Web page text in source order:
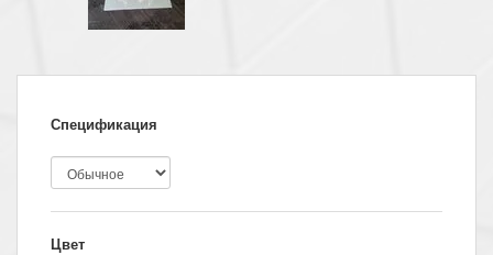
Спецификация
Цвет